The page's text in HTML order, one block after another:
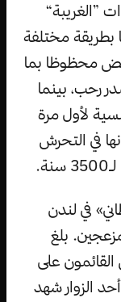
”الغريبة“
بطريقة مختلفة
محظوظا بما
رحب، بينما
لأول مرة
في التحرش
في لندن
بلغ
عندما تلقى القائمون على
الزوار شهد